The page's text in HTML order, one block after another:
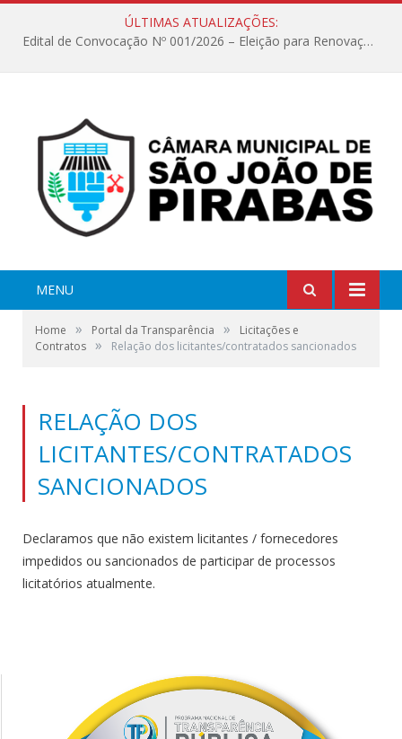
ÚLTIMAS ATUALIZAÇÕES:
Edital de Convocação Nº 001/2026 – Eleição para Renovação da Mesa Diretora – Biênio 2027/2028
MENU
Home » Portal da Transparência »
Licitações e
Contratos » Relação dos licitantes/contratados sancionados
RELAÇÃO DOS
LICITANTES/CONTRATADOS
SANCIONADOS
Declaramos que não existem licitantes / fornecedores
impedidos ou sancionados de participar de processos
licitatórios atualmente.